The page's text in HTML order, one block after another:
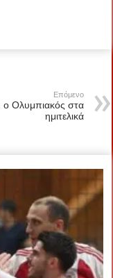
Επόμενο
Ολυμπιακός στα
ημιτελικά